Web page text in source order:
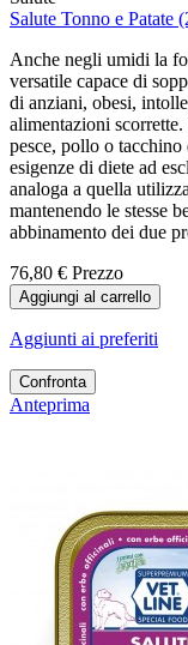
Salute Tonno e Patate
Anche negli umidi la
versatile capace di
di anziani, obesi,
alimentazioni
pesce, pollo o
esigenze di diete ad
analoga a quella
mantenendo le stesse
abbinamento dei due
76,80 € Prezzo
Aggiungi al carrello
Aggiunti ai preferiti
Confronta
Anteprima